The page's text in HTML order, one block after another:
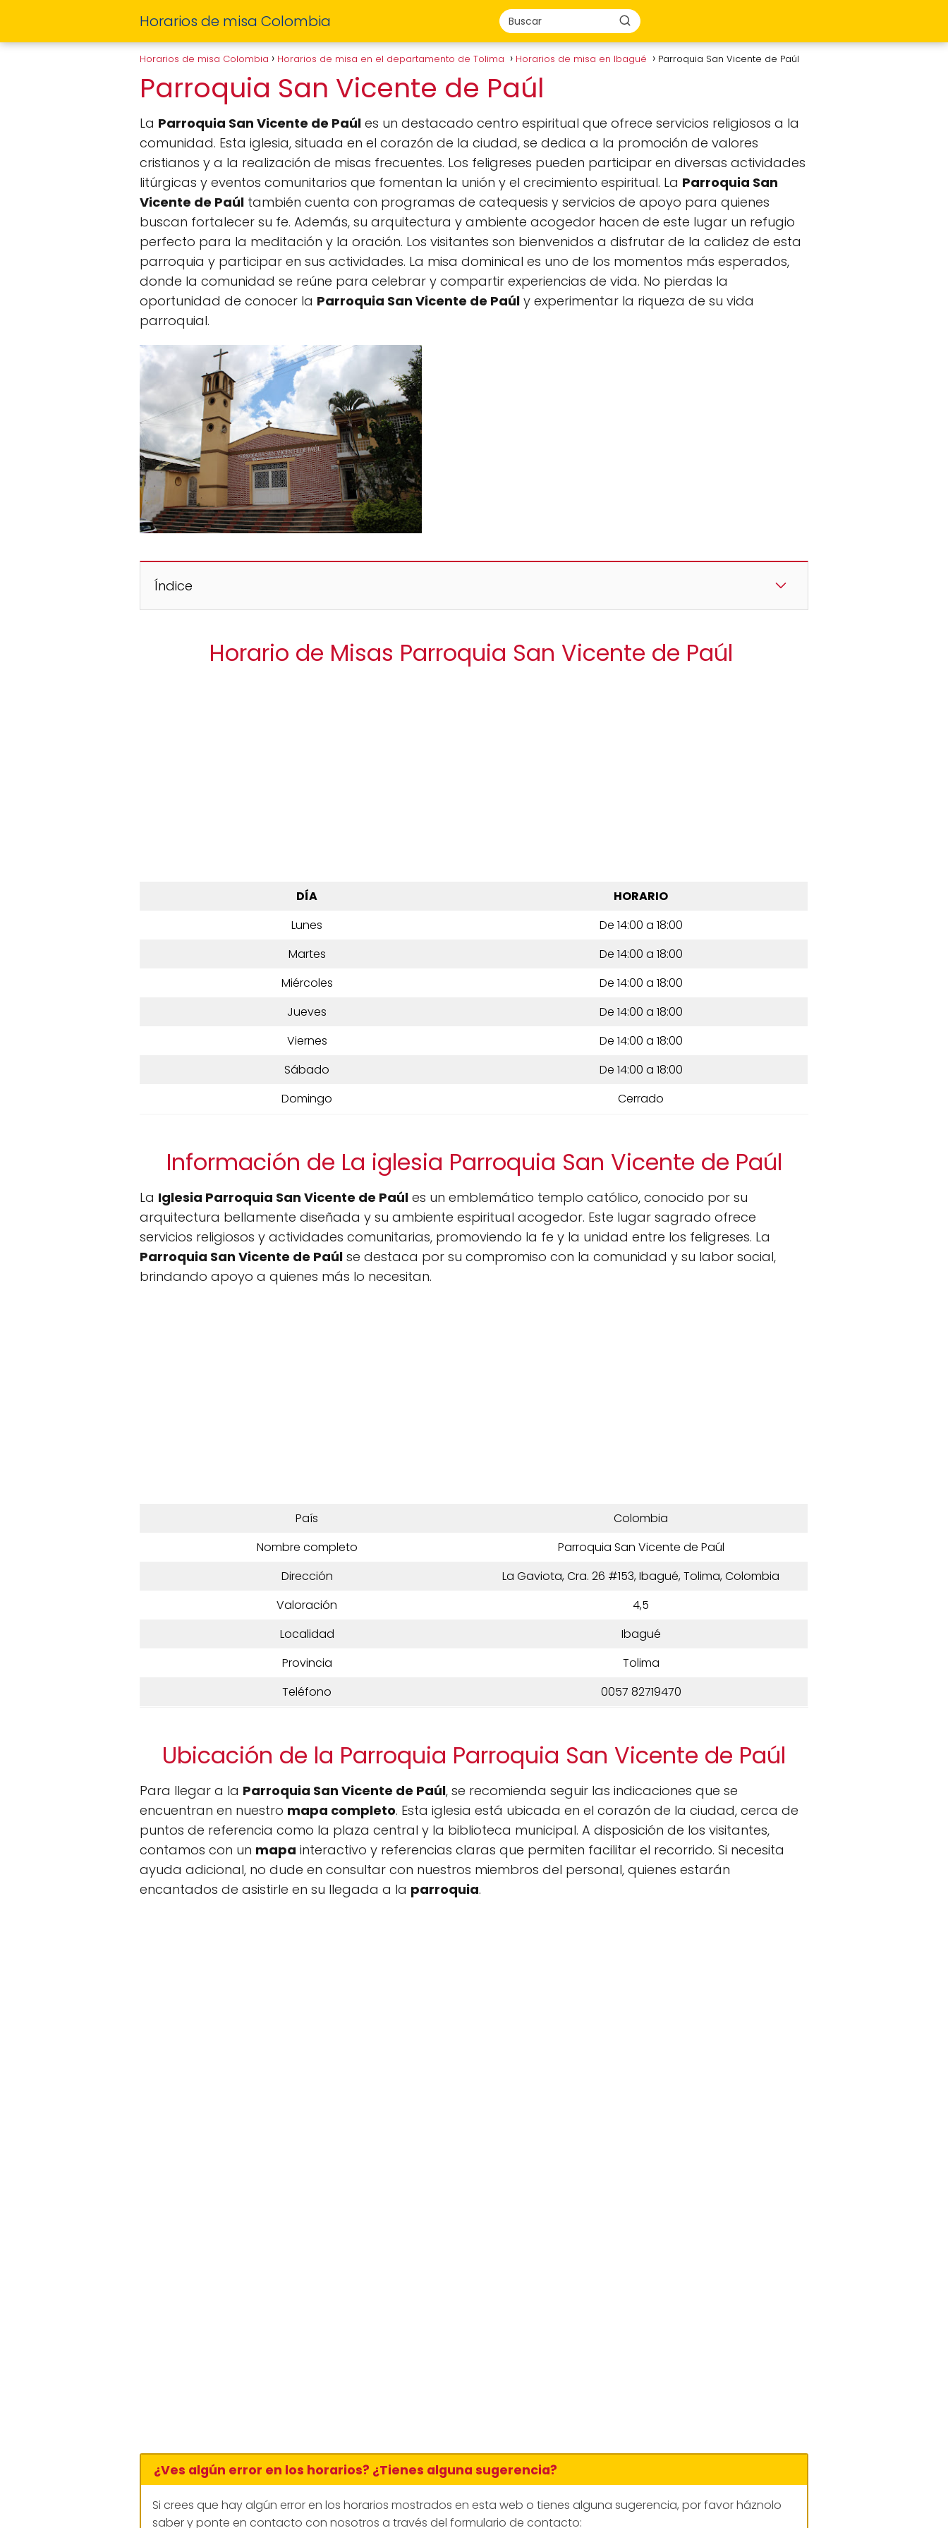
Horarios de misa Colombia
Horarios de misa Colombia Horarios de misa en el departamento de Tolima Horarios de misa en Ibagué Parroquia San Vicente de Paúl
Parroquia San Vicente de Paúl
La Parroquia San Vicente de Paúl es un destacado centro espiritual que ofrece servicios religiosos a la
comunidad. Esta iglesia, situada en el corazón de la ciudad, se dedica a la promoción de valores
cristianos y a la realización de misas frecuentes. Los feligreses pueden participar en diversas actividades
litúrgicas y eventos comunitarios que fomentan la unión y el crecimiento espiritual. La Parroquia San
Vicente de Paúl también cuenta con programas de catequesis y servicios de apoyo para quienes
buscan fortalecer su fe. Además, su arquitectura y ambiente acogedor hacen de este lugar un refugio
perfecto para la meditación y la oración. Los visitantes son bienvenidos a disfrutar de la calidez de esta
parroquia y participar en sus actividades. La misa dominical es uno de los momentos más esperados,
donde la comunidad se reúne para celebrar y compartir experiencias de vida. No pierdas la
oportunidad de conocer la Parroquia San Vicente de Paúl y experimentar la riqueza de su vida
parroquial.
Índice
Horario de Misas Parroquia San Vicente de Paúl
DÍA
HORARIO
Lunes
De 14:00 a 18:00
Martes
De 14:00 a 18:00
Miércoles
De 14:00 a 18:00
Jueves
De 14:00 a 18:00
Viernes
De 14:00 a 18:00
Sábado
De 14:00 a 18:00
Domingo
Cerrado
Información de La iglesia Parroquia San Vicente de Paúl
La Iglesia Parroquia San Vicente de Paúl es un emblemático templo católico, conocido por su
arquitectura bellamente diseñada y su ambiente espiritual acogedor. Este lugar sagrado ofrece
servicios religiosos y actividades comunitarias, promoviendo la fe y la unidad entre los feligreses. La
Parroquia San Vicente de Paúl se destaca por su compromiso con la comunidad y su labor social,
brindando apoyo a quienes más lo necesitan.
País
Colombia
Nombre completo
Parroquia San Vicente de Paúl
Dirección
La Gaviota, Cra. 26 #153, Ibagué, Tolima, Colombia
Valoración
4,5
Localidad
Ibagué
Provincia
Tolima
Teléfono
0057 82719470
Ubicación de la Parroquia Parroquia San Vicente de Paúl
Para llegar a la Parroquia San Vicente de Paúl, se recomienda seguir las indicaciones que se
encuentran en nuestro mapa completo. Esta iglesia está ubicada en el corazón de la ciudad, cerca de
puntos de referencia como la plaza central y la biblioteca municipal. A disposición de los visitantes,
contamos con un mapa interactivo y referencias claras que permiten facilitar el recorrido. Si necesita
ayuda adicional, no dude en consultar con nuestros miembros del personal, quienes estarán
encantados de asistirle en su llegada a la parroquia.
¿Ves algún error en los horarios? ¿Tienes alguna sugerencia?
Si crees que hay algún error en los horarios mostrados en esta web o tienes alguna sugerencia, por favor háznolo
saber y ponte en contacto con nosotros a través del formulario de contacto: